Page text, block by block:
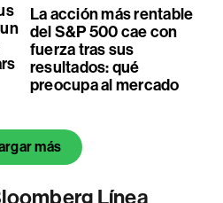
La acción más rentable
del S&P 500 cae con
fuerza tras sus
resultados: qué
preocupa al mercado
más
Línea